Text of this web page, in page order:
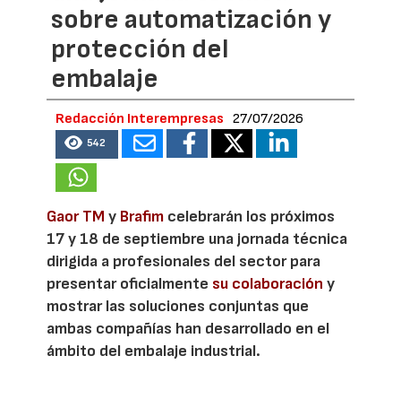
sobre automatización y
protección del
embalaje
Redacción Interempresas 27/07/2026
542
Gaor TM y Brafim celebrarán los próximos
17 y 18 de septiembre una jornada técnica
dirigida a profesionales del sector para
presentar oficialmente su colaboración y
mostrar las soluciones conjuntas que
ambas compañías han desarrollado en el
ámbito del embalaje industrial.